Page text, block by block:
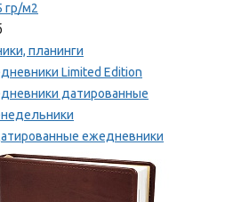
гр/м2
планинги
Limited Edition
датированные
ежедневники